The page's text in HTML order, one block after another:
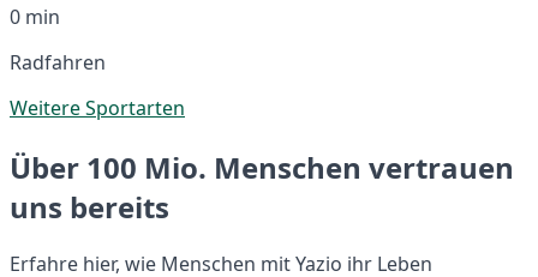
0 min
Radfahren
Weitere Sportarten
Über 100 Mio. Menschen vertrauen
uns bereits
Erfahre hier, wie Menschen mit Yazio ihr Leben